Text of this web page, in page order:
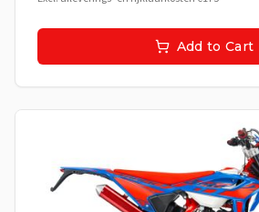
supermoto ben je niet alleen
**De Beleving:** Deze supermoto is
bochten op landelijke wegen, de Beta
nodigt je uit om de wereld te ontdekken.
een vervoermiddel; het is een
energie en jouw vrijheid. **Technische
Cilinderinhoud: 50cc • Motor:
Add to Cart